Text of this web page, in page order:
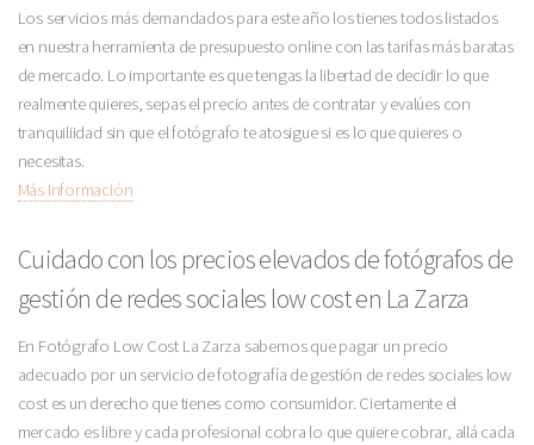
Los servicios más demandados para este año los tienes todos listados
en nuestra herramienta de presupuesto online con las tarifas más baratas
de mercado. Lo importante es que tengas la libertad de decidir lo que
realmente quieres, sepas el precio antes de contratar y evalúes con
tranquiliidad sin que el fotógrafo te atosigue si es lo que quieres o
necesitas.
Más Información
Cuidado con los precios elevados de fotógrafos de
gestión de redes sociales low cost en La Zarza
En Fotógrafo Low Cost La Zarza sabemos que pagar un precio
adecuado por un servicio de fotografía de gestión de redes sociales low
cost es un derecho que tienes como consumidor. Ciertamente el
mercado es libre y cada profesional cobra lo que quiere cobrar, allá cada